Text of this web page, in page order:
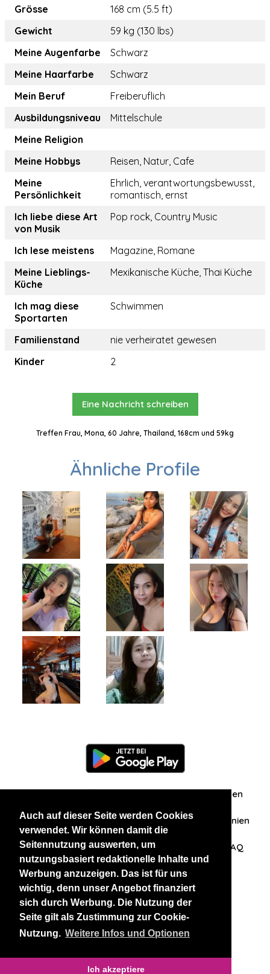
Auch auf dieser Seite werden Cookies
verwendet. Wir können damit die
Seitennutzung auswerten, um
nutzungsbasiert redaktionelle Inhalte und
Werbung anzuzeigen. Das ist für uns
wichtig, denn unser Angebot finanziert
sich durch Werbung. Die Nutzung der
Seite gilt als Zustimmung zur Cookie-
Nutzung. Weitere Infos und Optionen
Ich akzeptiere
Grösse
168 cm (5.5 ft)
Gewicht
59 kg (130 lbs)
Meine Augenfarbe
Schwarz
Meine Haarfarbe
Schwarz
Mein Beruf
Freiberuflich
Ausbildungsniveau
Mittelschule
Meine Religion
Meine Hobbys
Reisen, Natur, Cafe
Meine
Persönlichkeit
Ehrlich, verantwortungsbewusst,
romantisch, ernst
Ich liebe diese Art
von Musik
Pop rock, Country Music
Ich lese meistens
Magazine, Romane
Meine Lieblings-
Küche
Mexikanische Küche, Thai Küche
Ich mag diese
Sportarten
Schwimmen
Familienstand
nie verheiratet gewesen
Kinder
2
Eine Nachricht schreiben
Treffen Frau, Mona, 60 Jahre, Thailand, 168cm und 59kg
Ähnliche Profile
Zuschriften/Erfahrungen
Datenschutzerklärung AGB Datenschutzrichtlinien
Nehmen Sie Kontakt mit uns auf FAQ
Unsere anderen Websites
BlackAndBeauties RussianKisses